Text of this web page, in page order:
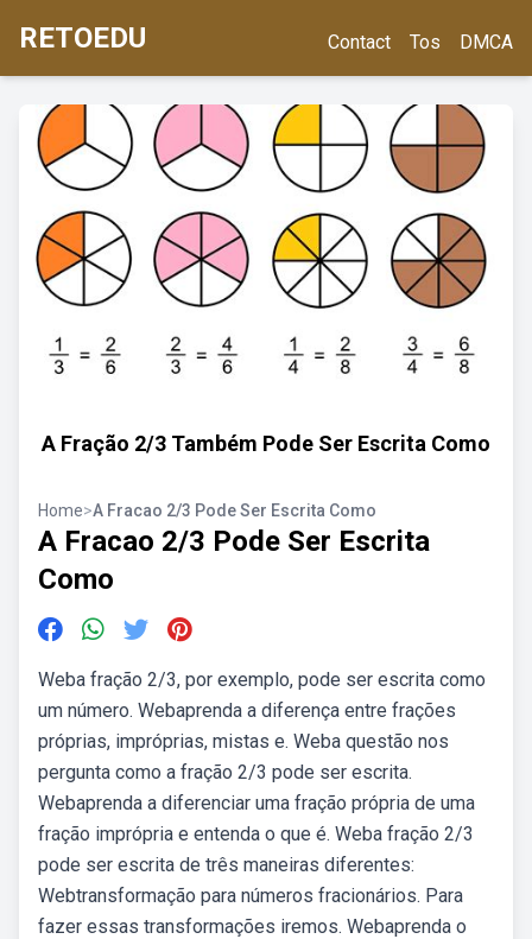
RETOEDU Contact Tos DMCA
A Fração 2/3 Também Pode Ser Escrita Como
Home>A Fracao 2/3 Pode Ser Escrita Como
A Fracao 2/3 Pode Ser Escrita
Como
Weba fração 2/3, por exemplo, pode ser escrita como
um número. Webaprenda a diferença entre frações
próprias, impróprias, mistas e. Weba questão nos
pergunta como a fração 2/3 pode ser escrita.
Webaprenda a diferenciar uma fração própria de uma
fração imprópria e entenda o que é. Weba fração 2/3
pode ser escrita de três maneiras diferentes:
Webtransformação para números fracionários. Para
fazer essas transformações iremos. Webaprenda o